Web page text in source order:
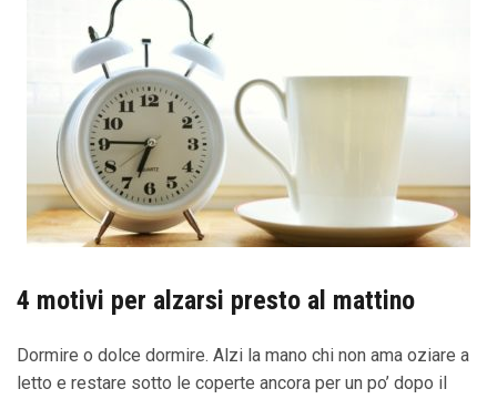
4 motivi per alzarsi presto al mattino
Dormire o dolce dormire. Alzi la mano chi non ama oziare a
letto e restare sotto le coperte ancora per un po’ dopo il